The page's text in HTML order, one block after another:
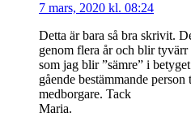
7 mars, 2020 kl. 08:24
Detta är bara så bra skrivit.
genom flera år och blir
som jag blir ”sämre” i
gående bestämmande
medborgare. Tack
Maria.